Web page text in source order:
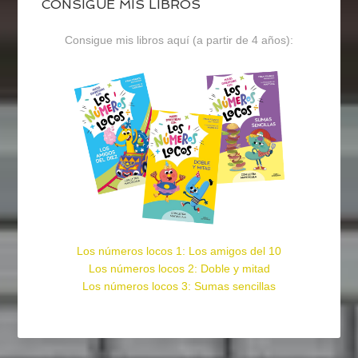
CONSIGUE MIS LIBROS
Consigue mis libros aquí (a partir de 4 años):
Los números locos 1: Los amigos del 10
Los números locos 2: Doble y mitad
Los números locos 3: Sumas sencillas